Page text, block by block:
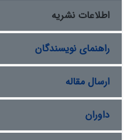
اطلاعات نشریه
راهنمای نویسندگان
ارسال مقاله
داوران